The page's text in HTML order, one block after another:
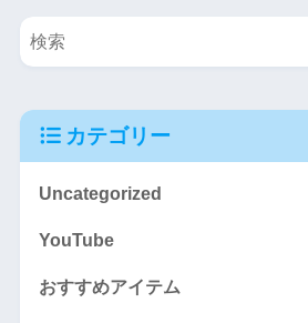
カテゴリー
Uncategorized
YouTube
おすすめアイテム